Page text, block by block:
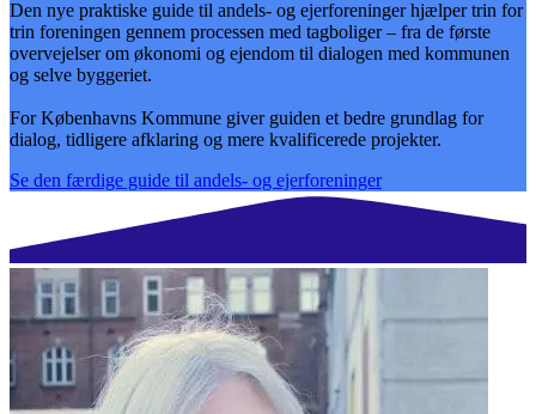
Den nye praktiske guide til andels- og ejerforeninger hjælper trin for
trin foreningen gennem processen med tagboliger – fra de første
overvejelser om økonomi og ejendom til dialogen med kommunen
og selve byggeriet.
For Københavns Kommune giver guiden et bedre grundlag for
dialog, tidligere afklaring og mere kvalificerede projekter.
Se den færdige guide til andels- og ejerforeninger